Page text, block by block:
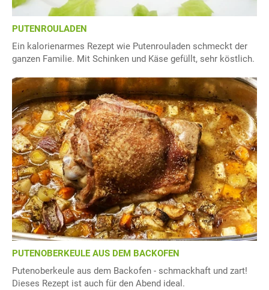
PUTENROULADEN
Ein kalorienarmes Rezept wie Putenrouladen schmeckt der
ganzen Familie. Mit Schinken und Käse gefüllt, sehr köstlich.
PUTENOBERKEULE AUS DEM BACKOFEN
Putenoberkeule aus dem Backofen - schmackhaft und zart!
Dieses Rezept ist auch für den Abend ideal.